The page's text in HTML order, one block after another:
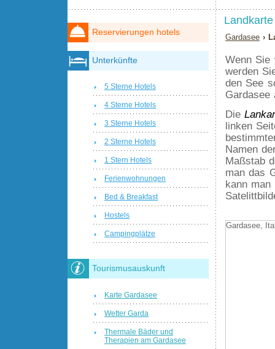
Gardasee ›
Wenn Sie
werden
den See
Die
linken
Namen
Maßstab
man das
kann man
Gardasee,
Reservierungen hotels
Unterkünfte
5 Sterne Hotels
4 Sterne Hotels
3 Sterne Hotels
2 Sterne Hotels
1 Stern Hotels
Ferienwohnungen
Bed & Breakfast
Hostels
Campingplätze
Tourismusauskunft
Karte Gardasee
Wetter Garda
Thermale Bäder und
Therapien am Gardasee